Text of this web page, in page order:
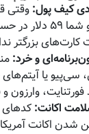
کیف پول:
دلاری است و شما
بزرگتر
و خرد:
سی‌پیو یا
وارزون و
اکانت: کدهای
شدن اکانت